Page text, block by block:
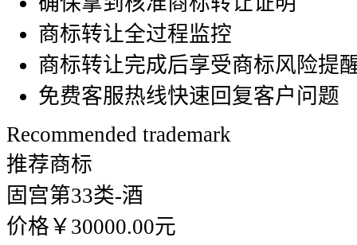
商标转让全过程监控
商标转让完成后享受商标风险提
免费客服热线快速回复客户问题
Recommended trademark
推荐商标
固宫第33类-酒
价格￥30000.00元